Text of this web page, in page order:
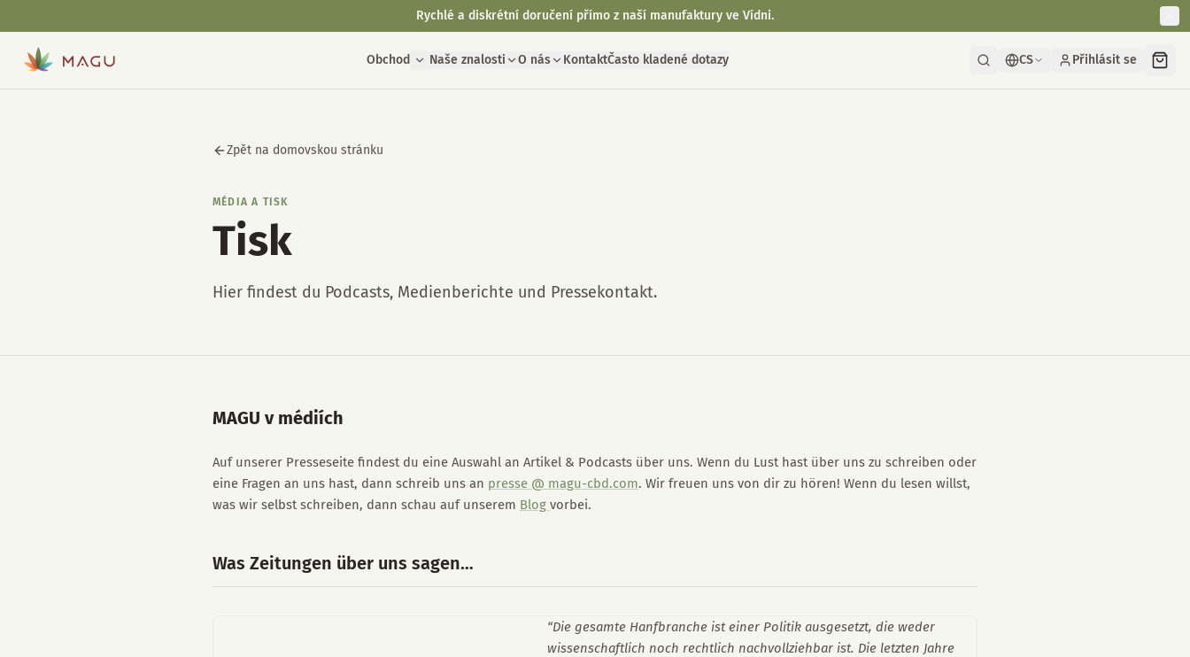
Obchod Naše znalosti O nás KontaktČasto kladené dotazy CS Přihlásit se
Zpět na domovskou stránku
MÉDIA A TISK
Tisk
Hier findest du Podcasts, Medienberichte und Pressekontakt.
MAGU v médiích
Auf unserer Presseseite findest du eine Auswahl an Artikel & Podcasts über uns. Wenn du Lust hast über uns zu schreiben oder
eine Fragen an uns hast, dann schreib uns an presse @ magu-cbd.com. Wir freuen uns von dir zu hören! Wenn du lesen willst,
was wir selbst schreiben, dann schau auf unserem Blog vorbei.
Was Zeitungen über uns sagen…
“Die gesamte Hanfbranche ist einer Politik ausgesetzt, die weder
wissenschaftlich noch rechtlich nachvollziehbar ist. Die letzten Jahre
Rychlé a diskrétní doručení přímo z naší manufaktury ve Vídni.